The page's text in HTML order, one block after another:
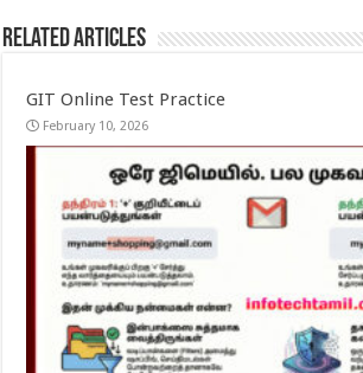
Related Articles
GIT Online Test Practice
February 10, 2026